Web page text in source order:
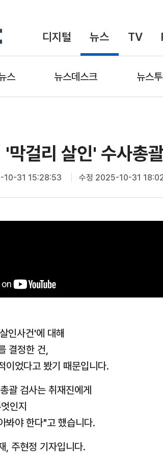
디지털 뉴스 TV
스 뉴스데스크 뉴스투
막걸리 살인' 수사총
10-31 15:28:53 수정 2025-10-31
인사건'에 대해
결정한 건,
이었다고 봤기 때문입니다.
괄 검사는 취재진에게
인지
봐야 한다"고 했습니다.
, 주현정 기자입니다.